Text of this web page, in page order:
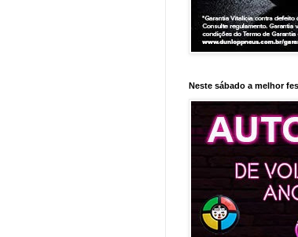
Neste sábado a melhor